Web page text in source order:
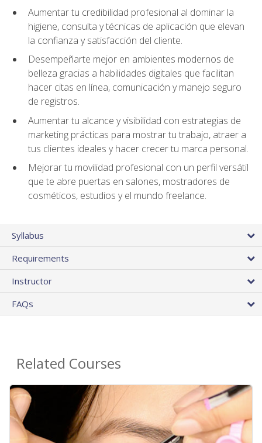
Aumentar tu credibilidad profesional al dominar la
higiene, consulta y técnicas de aplicación que elevan
la confianza y satisfacción del cliente.
Desempeñarte mejor en ambientes modernos de
belleza gracias a habilidades digitales que facilitan
hacer citas en línea, comunicación y manejo seguro
de registros.
Aumentar tu alcance y visibilidad con estrategias de
marketing prácticas para mostrar tu trabajo, atraer a
tus clientes ideales y hacer crecer tu marca personal.
Mejorar tu movilidad profesional con un perfil versátil
que te abre puertas en salones, mostradores de
cosméticos, estudios y el mundo freelance.
Syllabus
Requirements
Instructor
FAQs
Related Courses